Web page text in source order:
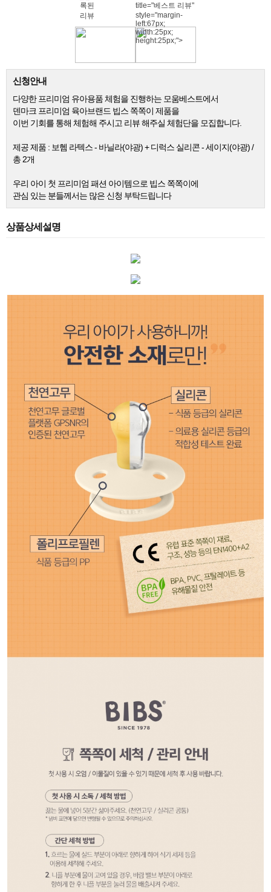
title="베스트 리뷰"
style="margin-
left:67px;
width:25px;
height:25px;">
신청안내
다양한 프리미엄 유아용품 체험을 진행하는 모움베스트에서
덴마크 프리미엄 육아브랜드 빕스 쪽쪽이 제품을
이번 기회를 통해 체험해 주시고 리뷰 해주실 체험단을 모집합니다.
제공 제품 : 보헴 라텍스 - 바닐라(야광) + 디럭스 실리콘 - 세이지(야광) /
총 2개
우리 아이 첫 프리미엄 패션 아이템으로 빕스 쪽쪽이에
관심 있는 분들께서는 많은 신청 부탁드립니다
상품상세설명